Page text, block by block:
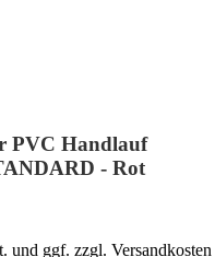
PVC Handlauf
- Rot
ggf. zzgl. Versandkosten